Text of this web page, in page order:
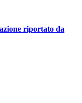
riportato da